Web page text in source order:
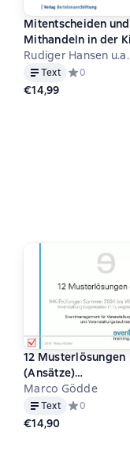
Mitentscheiden und
Mithandeln in der
Rudiger Hansen u.a.
Text Средний
0
€14,99
12 Musterlösungen
(Ansätze)
Eventmanagement
Marco Gödde
Text Средний
0
€14,90